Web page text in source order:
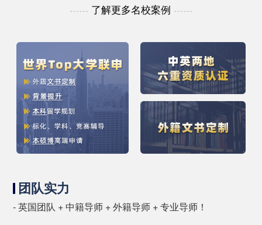
了解更多名校案例
团队实力
- 英国团队 + 中籍导师 + 外籍导师 + 专业导师！